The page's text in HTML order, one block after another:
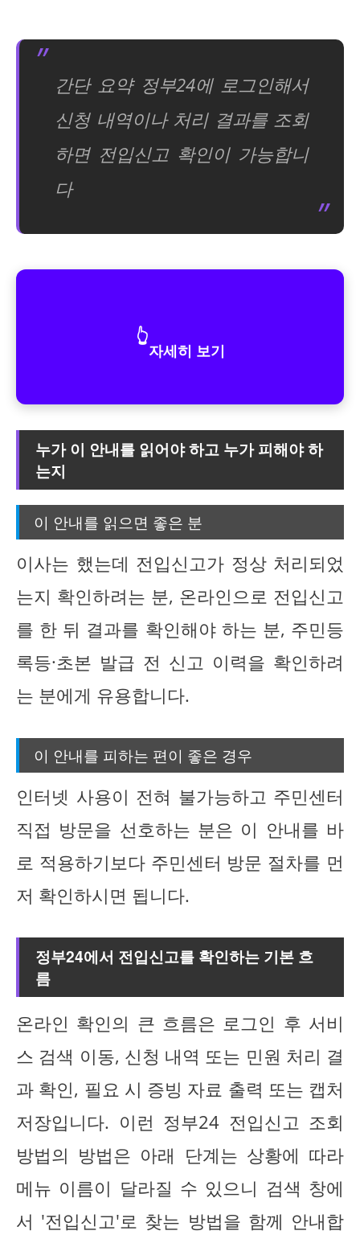
간단 요약 정부24에 로그인해서
신청 내역이나 처리 결과를 조회
하면 전입신고 확인이 가능합니
다
👆
자세히 보기
누가 이 안내를 읽어야 하고 누가 피해야 하
는지
이 안내를 읽으면 좋은 분
이사는 했는데 전입신고가 정상 처리되었
는지 확인하려는 분, 온라인으로 전입신고
를 한 뒤 결과를 확인해야 하는 분, 주민등
록등·초본 발급 전 신고 이력을 확인하려
는 분에게 유용합니다.
이 안내를 피하는 편이 좋은 경우
인터넷 사용이 전혀 불가능하고 주민센터
직접 방문을 선호하는 분은 이 안내를 바
로 적용하기보다 주민센터 방문 절차를 먼
저 확인하시면 됩니다.
정부24에서 전입신고를 확인하는 기본 흐
름
온라인 확인의 큰 흐름은 로그인 후 서비
스 검색 이동, 신청 내역 또는 민원 처리 결
과 확인, 필요 시 증빙 자료 출력 또는 캡처
저장입니다. 이런 정부24 전입신고 조회
방법의 방법은 아래 단계는 상황에 따라
메뉴 이름이 달라질 수 있으니 검색 창에
서 '전입신고'로 찾는 방법을 함께 안내합